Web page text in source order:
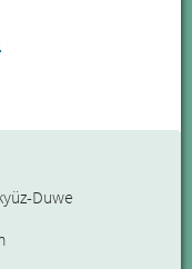
Duwe